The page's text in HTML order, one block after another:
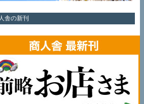
舎の新刊